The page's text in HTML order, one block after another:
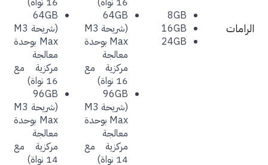
8GB
16GB
24GB
64GB
(شريحة M3
Max بوحدة
معالجة
مركزية مع
(شريحة M3
Max بوحدة
معالجة
مركزية مع
64GB
(شريحة M3
Max بوحدة
معالجة
مركزية مع
(شريحة M3
Max بوحدة
معالجة
مركزية مع